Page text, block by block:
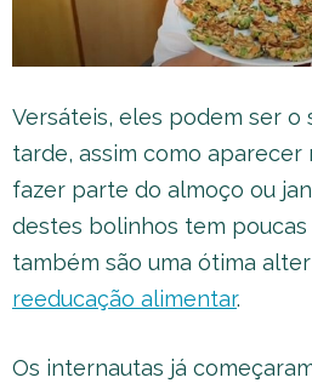
Versáteis, eles podem ser o
tarde, assim como aparecer
fazer parte do almoço ou
destes bolinhos tem
também são uma ótima
reeducação alimentar.
Os internautas já